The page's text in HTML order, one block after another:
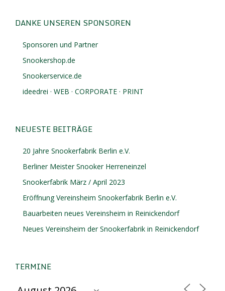
DANKE UNSEREN SPONSOREN
Sponsoren und Partner
Snookershop.de
Snookerservice.de
ideedrei · WEB · CORPORATE · PRINT
NEUESTE BEITRÄGE
20 Jahre Snookerfabrik Berlin e.V.
Berliner Meister Snooker Herreneinzel
Snookerfabrik März / April 2023
Eröffnung Vereinsheim Snookerfabrik Berlin e.V.
Bauarbeiten neues Vereinsheim in Reinickendorf
Neues Vereinsheim der Snookerfabrik in Reinickendorf
TERMINE